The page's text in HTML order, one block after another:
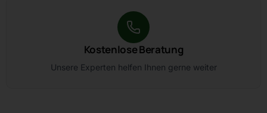
Kostenlose Beratung
Unsere Experten helfen Ihnen gerne weiter